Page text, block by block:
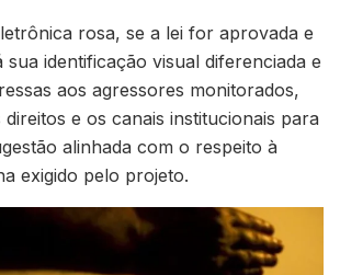
rosa, se a lei for aprovada e
sua identificação visual diferenciada e
aos agressores monitorados,
e os canais institucionais para
alinhada com o respeito à
exigido pelo projeto.